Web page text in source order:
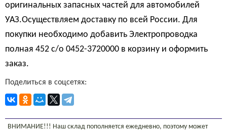
оригинальных запасных частей для автомобилей
УАЗ.Осуществляем доставку по всей России. Для
покупки необходимо добавить Электропроводка
полная 452 с/о 0452-3720000 в корзину и оформить
заказ.
Поделиться в соцсетях:
ВНИМАНИЕ!!! Наш склад пополняется ежедневно, поэтому может